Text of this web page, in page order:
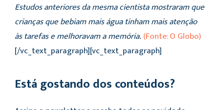
Estudos anteriores da mesma cientista mostraram que
crianças que bebiam mais água tinham mais atenção
às tarefas e melhoravam a memória.(Fonte: O Globo)
[/vc_text_paragraph][vc_text_paragraph]
Está gostando dos conteúdos?